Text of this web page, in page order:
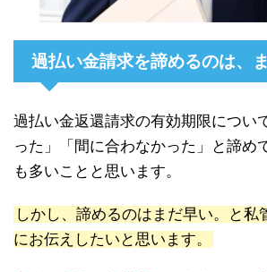
過払い金請求を諦めるのは、ま
過払い金返還請求の有効期限につい
った」「間に合わなかった」と諦め
も多いことと思います。
しかし、諦めるのはまだ早い。と私
にお伝えしたいと思います。